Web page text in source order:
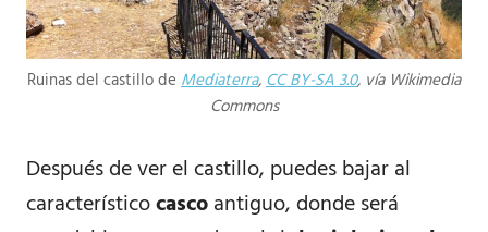
Ruinas del castillo de Mediaterra,CC BY-SA 3.0, vía Wikimedia
Commons
Después de ver el castillo, puedes bajar al
característicocascoantiguo, donde será